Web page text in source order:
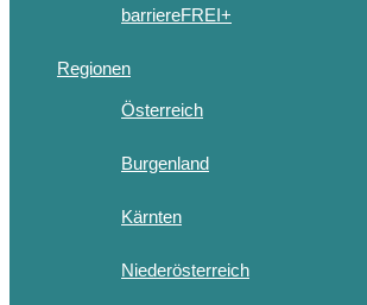
barriereFREI+
Regionen
Österreich
Burgenland
Kärnten
Niederösterreich